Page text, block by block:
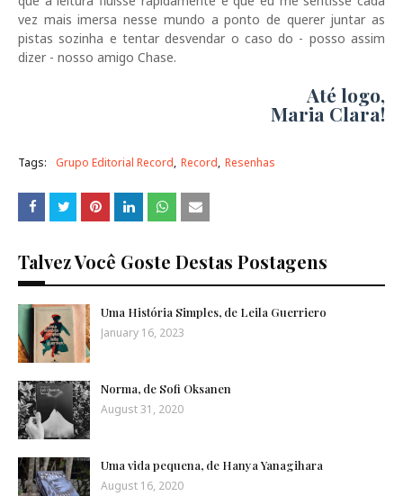
vez mais imersa nesse mundo a ponto de querer juntar as
pistas sozinha e tentar desvendar o caso do - posso assim
dizer - nosso amigo Chase.
Até logo,
Maria Clara!
Tags: Grupo Editorial Record Record Resenhas
Talvez Você Goste Destas Postagens
Uma História Simples, de Leila Guerriero
January 16, 2023
Norma, de Sofi Oksanen
August 31, 2020
Uma vida pequena, de Hanya Yanagihara
August 16, 2020